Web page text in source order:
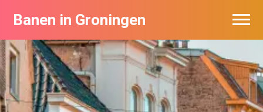
Banen in Groningen
Vacatures per bedrijf
De populairste vacatures in Groningen
Nieuwsbrief feed